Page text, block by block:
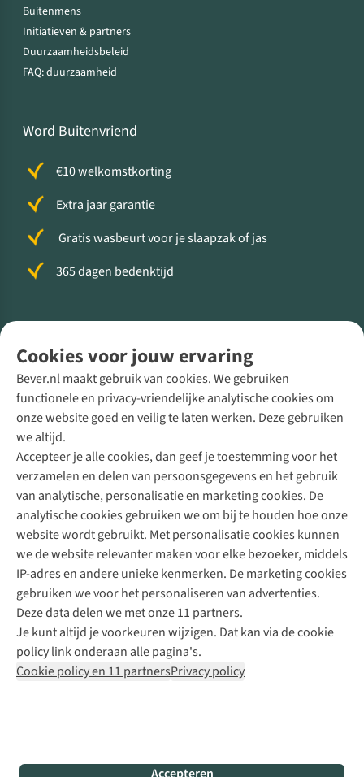
Cookies voor jouw ervaring
Bever.nl maakt gebruik van cookies. We gebruiken
functionele en privacy-vriendelijke analytische cookies om
onze website goed en veilig te laten werken. Deze gebruiken
we altijd.
Accepteer je alle cookies, dan geef je toestemming voor het
verzamelen en delen van persoonsgegevens en het gebruik
van analytische, personalisatie en marketing cookies. De
analytische cookies gebruiken we om bij te houden hoe onze
website wordt gebruikt. Met personalisatie cookies kunnen
we de website relevanter maken voor elke bezoeker, middels
IP-adres en andere unieke kenmerken. De marketing cookies
gebruiken we voor het personaliseren van advertenties.
Deze data delen we met onze 11 partners.
Je kunt altijd je voorkeuren wijzigen. Dat kan via de cookie
policy link onderaan alle pagina's.
Cookie policy en 11 partnersPrivacy policy
Buitenmens
Initiatieven & partners
Duurzaamheidsbeleid
FAQ: duurzaamheid
Word Buitenvriend
€10 welkomstkorting
Extra jaar garantie
Gratis wasbeurt voor je slaapzak of jas
365 dagen bedenktijd
Direct advies van een Buitenexpert
+31 (0)85 888 50 88
+31 6 12 28 49 80
Contactformulier